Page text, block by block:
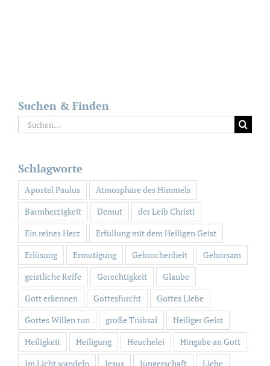
Suchen & Finden
Suche
nach:
Schlagworte
Apostel Paulus
Atmosphäre des Himmels
Barmherzigkeit
Demut
der Leib Christi
Ein reines Herz
Erfüllung mit dem Heiligen Geist
Erlösung
Ermutigung Gebrochenheit
Gehorsam
geistliche Reife
Gerechtigkeit
Glaube
Gott erkennen
Gottesfurcht
Gottes Liebe
Gottes Willen tun
große Trübsal
Heiliger Geist
Heiligkeit
Heiligung Heuchelei
Hingabe an Gott
Im Licht wandeln
Jesus Jüngerschaft
Liebe